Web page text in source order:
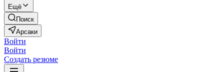
Ещё
Поиск
Арсаки
Войти
Войти
Создать резюме